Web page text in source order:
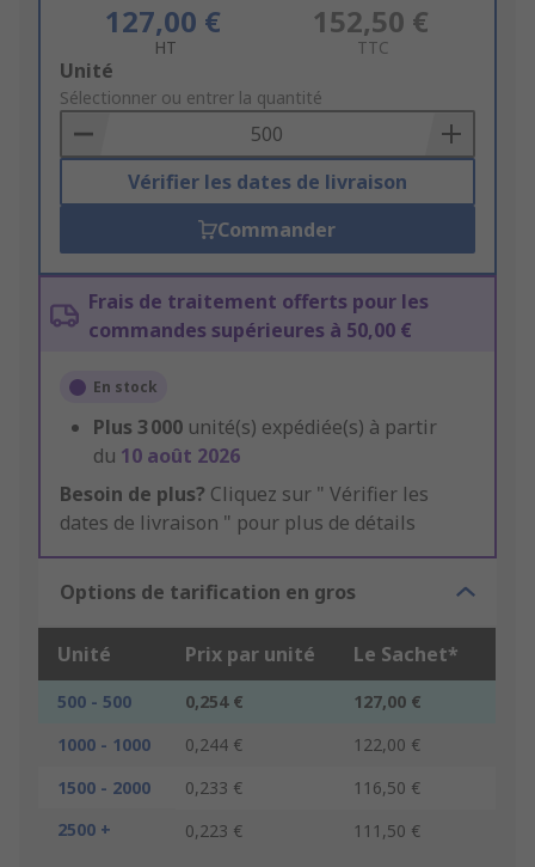
127,00 €
HT
152,50 €
TTC
Add
to
Basket
Unité
Sélectionner ou entrer la quantité
Vérifier les dates de livraison
Commander
Frais de traitement offerts pour les
commandes supérieures à 50,00 €
En stock
Plus 3 000 unité(s) expédiée(s) à partir
du 10 août 2026
Besoin de plus? Cliquez sur " Vérifier les
dates de livraison " pour plus de détails
Options de tarification en gros
Unité Prix par unité Le Sachet*
500 - 500 0,254 €
127,00 €
1000 - 1000
0,244 €
122,00 €
1500 - 2000
0,233 €
116,50 €
2500 +
0,223 € 111,50 €